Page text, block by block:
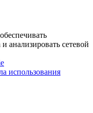
анализировать сетевой
использования